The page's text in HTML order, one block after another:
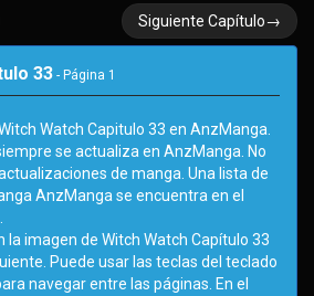
Siguiente Capítulo→
33 - Página 1
Watch Capitulo 33 en AnzManga.
se actualiza en AnzManga. No
de manga. Una lista de
AnzManga se encuentra en el
la imagen de Witch Watch Capítulo 33
Puede usar las teclas del teclado
navegar entre las páginas. En el